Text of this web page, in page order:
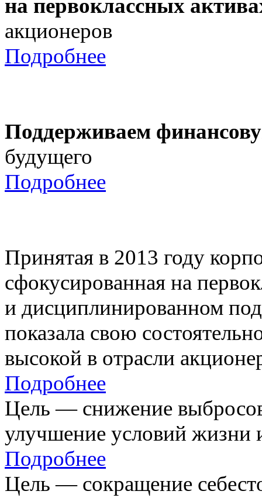
на первоклассных
акционеров
Подробнее
Поддерживаем
будущего
Подробнее
Принятая в 2013 году
сфокусированная на
и дисциплинированном
показала свою
высокой в отрасли
Подробнее
Цель — снижение
улучшение условий жизни
Подробнее
Цель — сокращение